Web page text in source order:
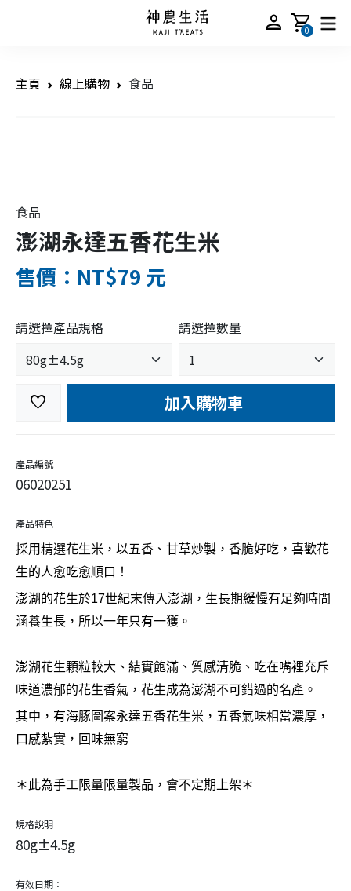
person shopping_cart
0
主頁 線上購物 食品
食品
澎湖永達五香花生米
售價：NT$79 元
請選擇產品規格 請選擇數量
favorite 加入購物車
產品編號
06020251
產品特色
採用精選花生米，以五香、甘草炒製，香脆好吃，喜歡花
生的人愈吃愈順口！
澎湖的花生於17世紀末傳入澎湖，生長期緩慢有足夠時間
涵養生長，所以一年只有一獲。
澎湖花生顆粒較大、結實飽滿、質感清脆、吃在嘴裡充斥
味道濃郁的花生香氣，花生成為澎湖不可錯過的名產。
其中，有海豚圖案永達五香花生米，五香氣味相當濃厚，
口感紮實，回味無窮
＊此為手工限量限量製品，會不定期上架＊
規格說明
80g±4.5g
有效日期：